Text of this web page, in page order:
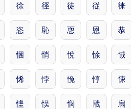
徐 徑 徒 従 徕
恣 恥 恧 恩 恭
悃 悄 悅 悇 悈
悕 悖 悗 悙 悚
悭 悮 悯 戙 扄